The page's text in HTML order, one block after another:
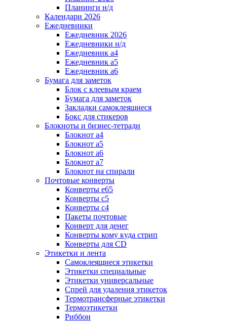
Планинги н/д
Календари 2026
Ежедневники
Ежедневник 2026
Ежедневники н/д
Ежедневник а4
Ежедневник а5
Ежедневник а6
Бумага для заметок
Блок с клеевым краем
Бумага для заметок
Закладки самоклеящиеся
Бокс для стикеров
Блокноты и бизнес-тетради
Блокнот а4
Блокнот а5
Блокнот а6
Блокнот а7
Блокнот на спирали
Почтовые конверты
Конверты е65
Конверты с5
Конверты с4
Пакеты почтовые
Конверт для денег
Конверты кому куда стрип
Конверты для CD
Этикетки и лента
Самоклеящиеся этикетки
Этикетки специальные
Этикетки универсальные
Спрей для удаления этикеток
Термотрансферные этикетки
Термоэтикетки
Риббон